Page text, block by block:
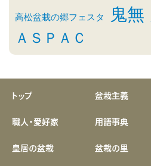
高松盆栽の郷フェスタ 鬼無
ＡＳＰＡＣ
トップ 盆栽主義
職人・愛好家
用語事典
皇居の盆栽
盆栽の里